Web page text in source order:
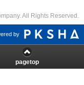
All Rights Reserved.
by
pagetop